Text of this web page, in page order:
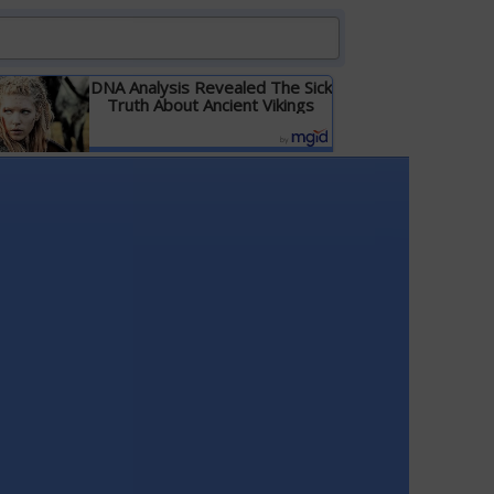
DNA Analysis Revealed The Sick
Truth About Ancient Vikings
Детальніше